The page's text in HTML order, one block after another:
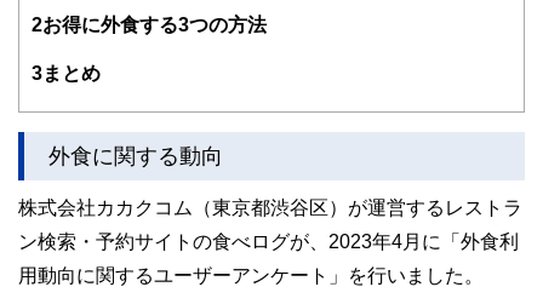
得者を中心に「お金や暮らし」に関する書籍・雑誌の編集経
験者で構成され、企画立案から記事掲載まですべての工程に
ドバイザー、DCプランナー、公認会計士、社会保険労務
士、行政書士、投資アナリスト、キャリアコンサルタントな
かしく感じられる年金や税金、相続、保険、ローンなどの話
をわかりやすく発信している点です。
このように編集経験豊富なメンバーと金融や経済に精通した
2お得に外食する3つの方法
3まとめ
外食に関する動向
株式会社カカクコム（東京都渋谷区）が運営するレストラ
ン検索・予約サイトの食べログが、2023年4月に「外食利
用動向に関するユーザーアンケート」を行いました。